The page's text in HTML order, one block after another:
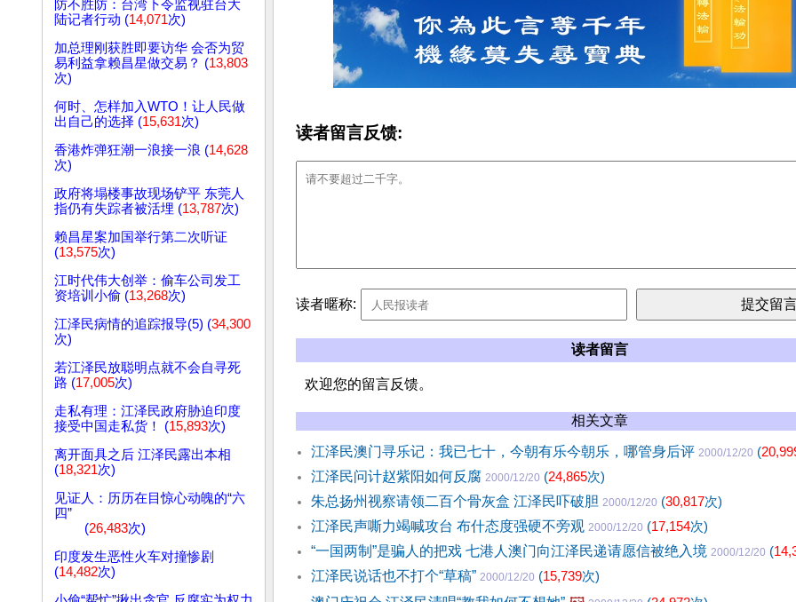
防不胜防：台湾下令监视驻台大
陆记者行动 (14,071次)
加总理刚获胜即要访华 会否为贸
易利益拿赖昌星做交易？ (13,803
次)
何时、怎样加入WTO！让人民做
出自己的选择 (15,631次)
香港炸弹狂潮一浪接一浪 (14,628
次)
政府将塌楼事故现场铲平 东莞人
指仍有失踪者被活埋 (13,787次)
赖昌星案加国举行第二次听证
(13,575次)
江时代伟大创举：偷车公司发工
资培训小偷 (13,268次)
江泽民病情的追踪报导(5) (34,300
次)
若江泽民放聪明点就不会自寻死
路 (17,005次)
走私有理：江泽民政府胁迫印度
接受中国走私货！ (15,893次)
离开面具之后 江泽民露出本相
(18,321次)
见证人：历历在目惊心动魄的“六
四”
(26,483次)
印度发生恶性火车对撞惨剧
(14,482次)
读者留言反馈:
读者暱称:
读者留言
欢迎您的留言反馈。
相关文章
江泽民澳门寻乐记：我已七十，今朝有乐今朝乐，哪管身后评 2000/12/20 (
江泽民问计赵紫阳如何反腐 2000/12/20 (24,865次)
朱总扬州视察请领二百个骨灰盒 江泽民吓破胆 2000/12/20 (30,817次)
江泽民声嘶力竭喊攻台 布什态度强硬不旁观 2000/12/20 (17,154次)
“一国两制”是骗人的把戏 七港人澳门向江泽民递请愿信被绝入境 2000/12/20 (
江泽民说话也不打个“草稿” 2000/12/20 (15,739次)